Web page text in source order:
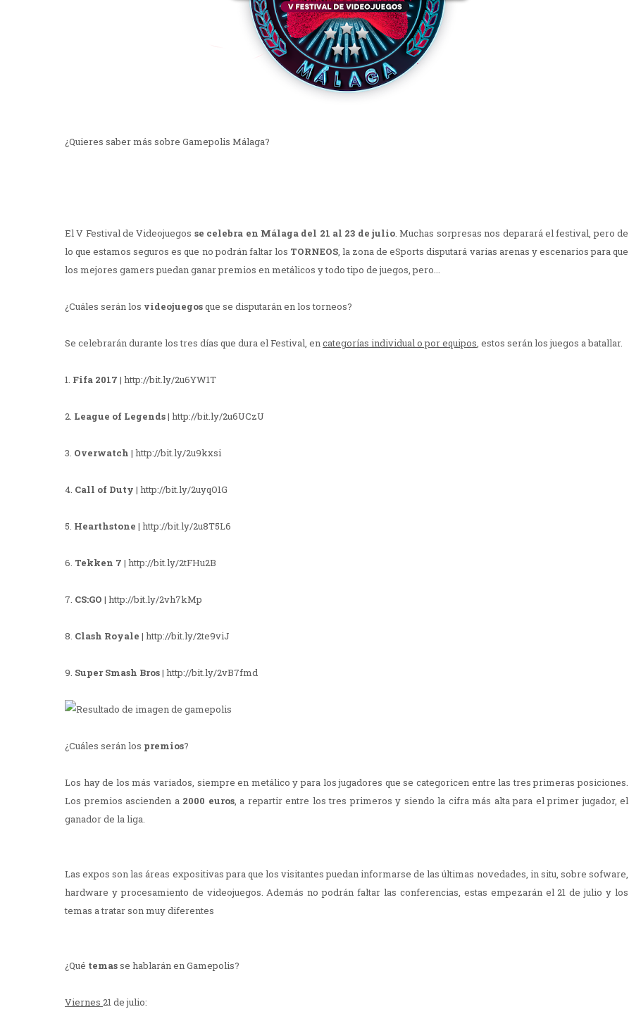
¿Quieres saber más sobre Gamepolis Málaga?
El V Festival de Videojuegos se celebra en Málaga del 21 al 23 de julio. Muchas sorpresas nos deparará el festival, pero de
lo que estamos seguros es que no podrán faltar los TORNEOS, la zona de eSports disputará varias arenas y escenarios para que
los mejores gamers puedan ganar premios en metálicos y todo tipo de juegos, pero...
¿Cuáles serán los videojuegosque se disputarán en los torneos?
Se celebrarán durante los tres días que dura el Festival, encategorías individual o por equipos, estos serán los juegos a batallar.
1. Fifa 2017 | http://bit.ly/2u6YW1T
2. League of Legends| http://bit.ly/2u6UCzU
3. Overwatch | http://bit.ly/2u9kxsi
4. Call of Duty | http://bit.ly/2uyqO1G
5. Hearthstone | http://bit.ly/2u8T5L6
6. Tekken 7 | http://bit.ly/2tFHu2B
7. CS:GO | http://bit.ly/2vh7kMp
8. Clash Royale | http://bit.ly/2te9viJ
9. Super Smash Bros| http://bit.ly/2vB7fmd
¿Cuáles serán los premios?
Los hay de los más variados, siempre en metálico y para los jugadores que se categoricen entre las tres primeras posiciones.
Los premios ascienden a2000 euros, a repartir entre los tres primeros y siendo la cifra más alta para el primer jugador, el
ganador de la liga.
Las expos son las áreas expositivas para que los visitantes puedan informarse de las últimas novedades, in situ, sobre sofware,
hardware y procesamiento de videojuegos. Además no podrán faltar las conferencias, estas empezarán el 21 de julio y los
temas a tratar son muy diferentes
¿Qué temasse hablarán en Gamepolis?
Viernes 21 de julio: